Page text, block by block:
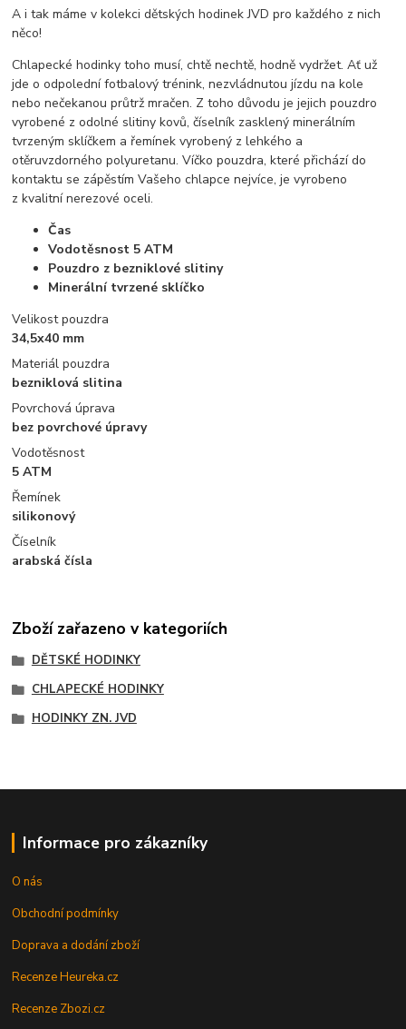
A i tak máme v kolekci dětských hodinek JVD pro každého z nich
něco!
Chlapecké hodinky toho musí, chtě nechtě, hodně vydržet. Ať už
jde o odpolední fotbalový trénink, nezvládnutou jízdu na kole
nebo nečekanou průtrž mračen. Z toho důvodu je jejich pouzdro
vyrobené z odolné slitiny kovů, číselník zasklený minerálním
tvrzeným sklíčkem a řemínek vyrobený z lehkého a
otěruvzdorného polyuretanu. Víčko pouzdra, které přichází do
kontaktu se zápěstím Vašeho chlapce nejvíce, je vyrobeno
z kvalitní nerezové oceli.
Čas
Vodotěsnost 5 ATM
Pouzdro z bezniklové slitiny
Minerální tvrzené sklíčko
Velikost pouzdra
34,5x40 mm
Materiál pouzdra
bezniklová slitina
Povrchová úprava
bez povrchové úpravy
Vodotěsnost
5 ATM
Řemínek
silikonový
Číselník
arabská čísla
Zboží zařazeno v kategoriích
DĚTSKÉ HODINKY
CHLAPECKÉ HODINKY
HODINKY ZN. JVD
Informace pro zákazníky
O nás
Obchodní podmínky
Doprava a dodání zboží
Recenze Heureka.cz
Recenze Zbozi.cz